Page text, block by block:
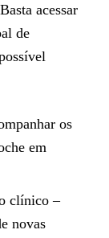
acessar
de
os
em
clínico –
novas